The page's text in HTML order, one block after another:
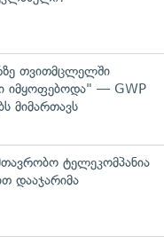
თვითმცლელში
იმყოფებოდა" — GWP
მიმართავს
ტელეკომპანია
დააჯარიმა